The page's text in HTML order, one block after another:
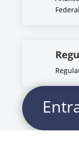
Federal